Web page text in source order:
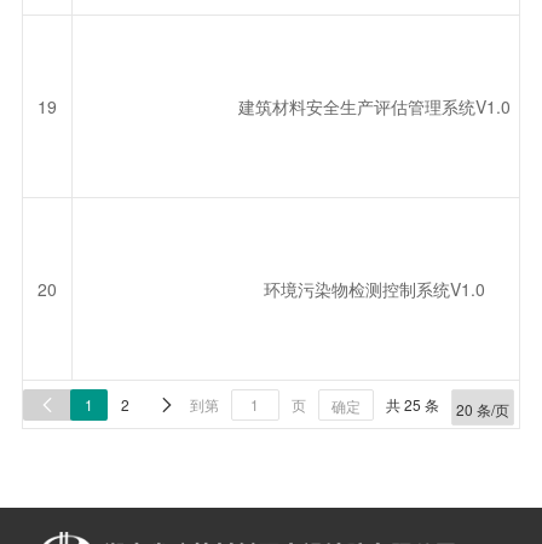
19 建筑材料安全生产评估管理系统V1.0
20 环境污染物检测控制系统V1.0
 1 2  到第 页 确定 共 25 条